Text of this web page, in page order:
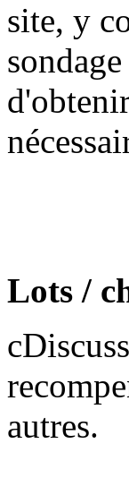
site, y
Lots /
autres.